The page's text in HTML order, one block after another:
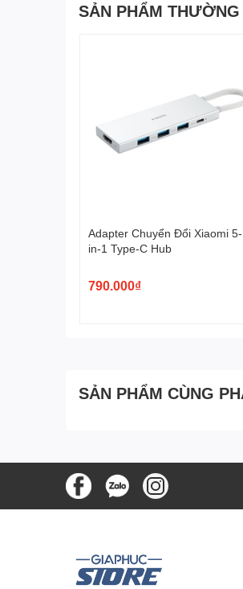
Có khả năng sạc cùng
Thiết kế sang trọng phù
Tiện lợi trong quá trình di
02 cổng sạc
SẢN PHẨM
Adapter Chuyển Đổi Xiaomi 5-
in-1 Type-C Hub
790.000₫
SẢN PHẨM CÙNG